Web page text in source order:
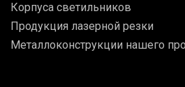
Корпуса светильников
Продукция лазерной резки
Металлоконструкции нашего